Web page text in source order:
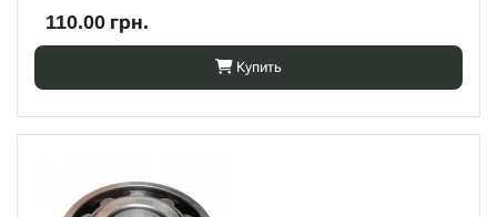
110.00 грн.
Купить